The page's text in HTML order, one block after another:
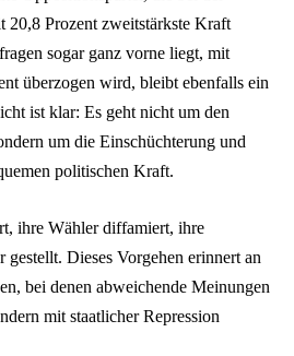
20,8 Prozent zweitstärkste Kraft
sogar ganz vorne liegt, mit
überzogen wird, bleibt ebenfalls ein
ist klar: Es geht nicht um den
um die Einschüchterung und
politischen Kraft.
ihre Wähler diffamiert, ihre
gestellt. Dieses Vorgehen erinnert an
bei denen abweichende Meinungen
mit staatlicher Repression